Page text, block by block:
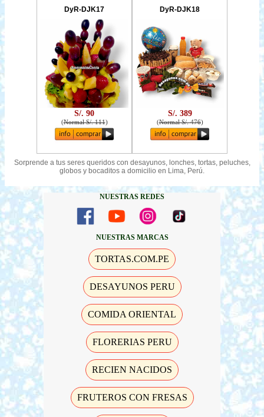
DyR-DJK17
S/. 90
(Normal S/. 111)
DyR-DJK18
S/. 389
(Normal S/. 476)
Sorprende a tus seres queridos con desayunos, lonches, tortas, peluches,
globos y bocaditos a domicilio en Lima, Perú.
NUESTRAS REDES
NUESTRAS MARCAS
TORTAS.COM.PE
DESAYUNOS PERU
COMIDA ORIENTAL
FLORERIAS PERU
RECIEN NACIDOS
FRUTEROS CON FRESAS